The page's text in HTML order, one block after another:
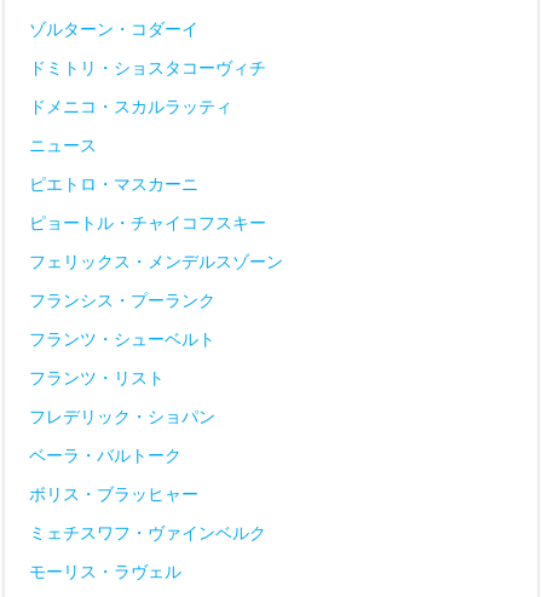
ゾルターン・コダーイ
ドミトリ・ショスタコーヴィチ
ドメニコ・スカルラッティ
ニュース
ピエトロ・マスカーニ
ピョートル・チャイコフスキー
フェリックス・メンデルスゾーン
フランシス・プーランク
フランツ・シューベルト
フランツ・リスト
フレデリック・ショパン
ベーラ・バルトーク
ボリス・ブラッヒャー
ミェチスワフ・ヴァインベルク
モーリス・ラヴェル